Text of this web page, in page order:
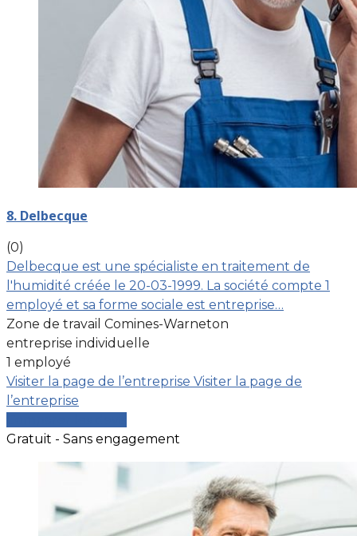
8. Delbecque
(0)
Delbecque est une spécialiste en traitement de
l'humidité créée le 20-03-1999. La société compte 1
employé et sa forme sociale est entreprise…
Zone de travail Comines-Warneton
entreprise individuelle
1 employé
Visiter la page de l’entreprise Visiter la page de
l’entreprise
Gratuit - Sans engagement